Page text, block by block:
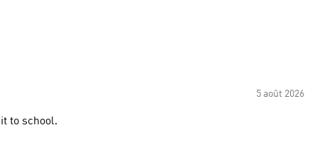
5 août 2026
wait to wear it to school.